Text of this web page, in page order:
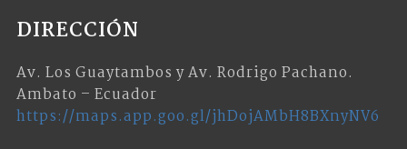
DIRECCIÓN
Av. Los Guaytambos y Av. Rodrigo Pachano.
Ambato – Ecuador
https://maps.app.goo.gl/jhDojAMbH8BXnyNV6